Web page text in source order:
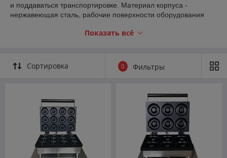
и поддаваться транспортировке. Материал корпуса -
нержавеющая сталь, рабочие поверхности оборудования
Аппараты оснащены таймером и терморегулятором.
Показать всё
Сортировка 0 Фильтры